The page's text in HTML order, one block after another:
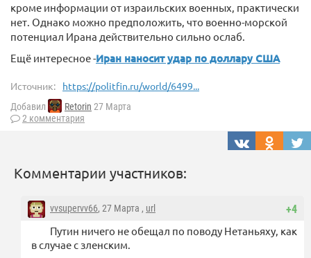
кроме информации от израильских военных, практически
нет. Однако можно предположить, что военно-морской
потенциал Ирана действительно сильно ослаб.
Ещё интересное -Иран наносит удар по доллару США
Источник: https://politfin.ru/world/6499...
Добавил Retorin 27 Марта
2 комментария
Комментарии участников:
+4
vvsupervv66, 27 Марта , url
Путин ничего не обещал по поводу Нетаньяху, как
в случае с зленским.